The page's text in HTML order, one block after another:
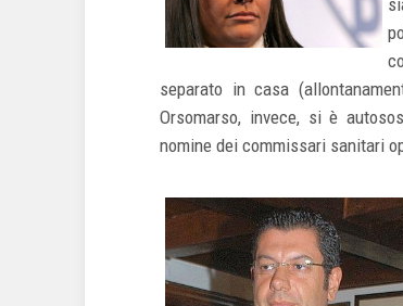
separato in casa
Orsomarso, invece, si è
nomine dei commissari sanitari